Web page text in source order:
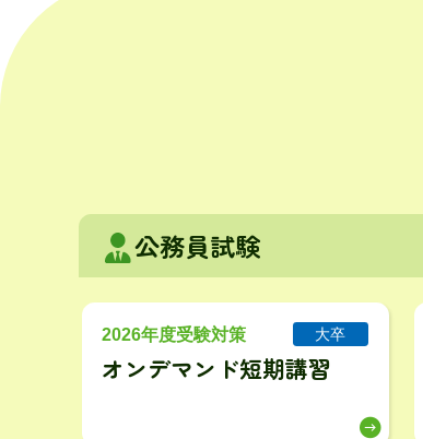
公務員試験
2026年度受験対策 大卒
オンデマンド短期講習